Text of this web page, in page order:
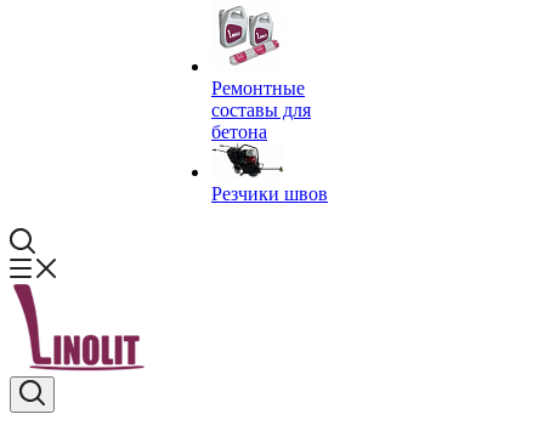
Ремонтные
составы для
бетона
Резчики швов